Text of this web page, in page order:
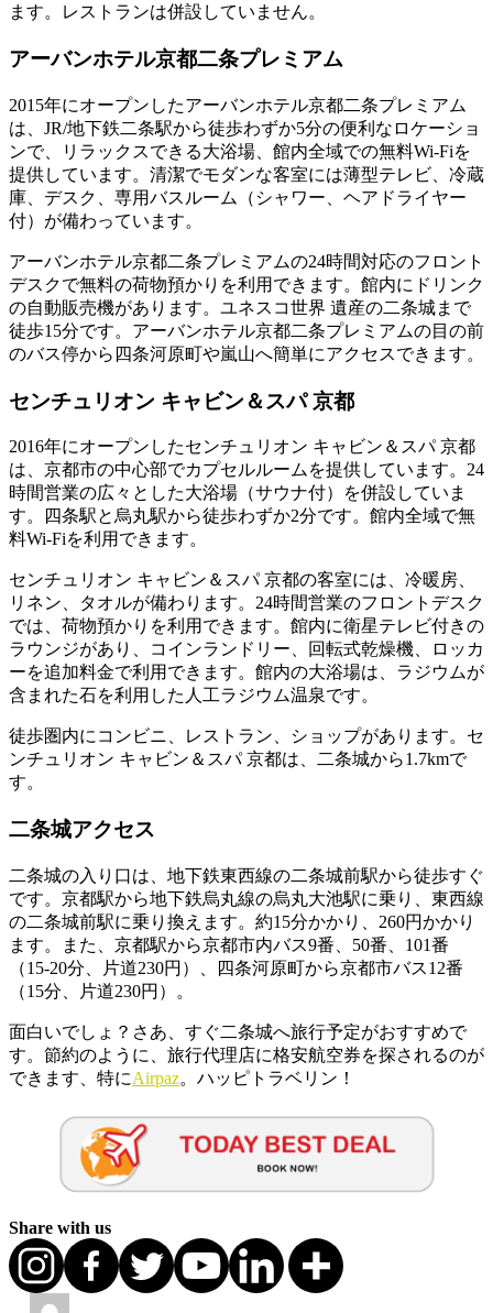
ます。レストランは併設していません。
アーバンホテル京都二条プレミアム
2015年にオープンしたアーバンホテル京都二条プレミアム
は、JR/地下鉄二条駅から徒歩わずか5分の便利なロケーショ
ンで、リラックスできる大浴場、館内全域での無料Wi-Fiを
提供しています。清潔でモダンな客室には薄型テレビ、冷蔵
庫、デスク、専用バスルーム（シャワー、ヘアドライヤー
付）が備わっています。
アーバンホテル京都二条プレミアムの24時間対応のフロント
デスクで無料の荷物預かりを利用できます。館内にドリンク
の自動販売機があります。ユネスコ世界 遺産の二条城まで
徒歩15分です。アーバンホテル京都二条プレミアムの目の前
のバス停から四条河原町や嵐山へ簡単にアクセスできます。
センチュリオン キャビン＆スパ 京都
2016年にオープンしたセンチュリオン キャビン＆スパ 京都
は、京都市の中心部でカプセルルームを提供しています。24
時間営業の広々とした大浴場（サウナ付）を併設していま
す。四条駅と烏丸駅から徒歩わずか2分です。館内全域で無
料Wi-Fiを利用できます。
センチュリオン キャビン＆スパ 京都の客室には、冷暖房、
リネン、タオルが備わります。24時間営業のフロントデスク
では、荷物預かりを利用できます。館内に衛星テレビ付きの
ラウンジがあり、コインランドリー、回転式乾燥機、ロッカ
ーを追加料金で利用できます。館内の大浴場は、ラジウムが
含まれた石を利用した人工ラジウム温泉です。
徒歩圏内にコンビニ、レストラン、ショップがあります。セ
ンチュリオン キャビン＆スパ 京都は、二条城から1.7kmで
す。
二条城アクセス
二条城の入り口は、地下鉄東西線の二条城前駅から徒歩すぐ
です。京都駅から地下鉄烏丸線の烏丸大池駅に乗り、東西線
の二条城前駅に乗り換えます。約15分かかり、260円かかり
ます。また、京都駅から京都市内バス9番、50番、101番
（15-20分、片道230円）、四条河原町から京都市バス12番
（15分、片道230円）。
面白いでしょ？さあ、すぐ二条城へ旅行予定がおすすめで
す。節約のように、旅行代理店に格安航空券を探されるのが
できます、特にAirpaz。ハッピトラベリン！
Share with us